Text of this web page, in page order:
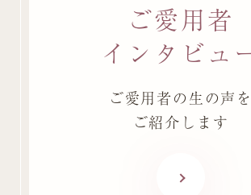
ご愛用者
インタビュ
ご愛用者の生の声を
ご紹介します